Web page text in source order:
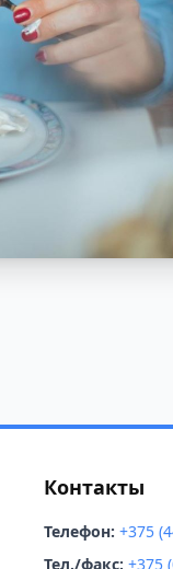
Контакты
Телефон: +375
Тел./факс: +375